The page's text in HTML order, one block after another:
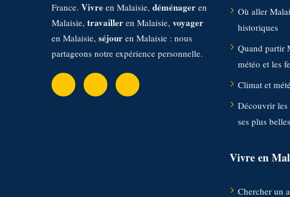
France. Vivre en Malaisie, déménager en
Malaisie, travailler en Malaisie, voyager
en Malaisie, séjour en Malaisie : nous
partageons notre expérience personnelle.
Où aller
historiques
Quand partir
météo et les
Climat et
Découvrir les
ses plus
Vivre en
Chercher un